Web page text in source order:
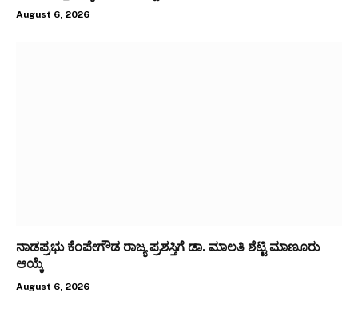
August 6, 2026
ನಾಡಪ್ರಭು ಕೆಂಪೇಗೌಡ ರಾಜ್ಯ ಪ್ರಶಸ್ತಿಗೆ ಡಾ. ಮಾಲತಿ ಶೆಟ್ಟಿ ಮಾಣೂರು
ಆಯ್ಕೆ
August 6, 2026